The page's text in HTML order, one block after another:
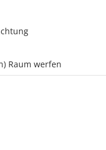
Raum werfen